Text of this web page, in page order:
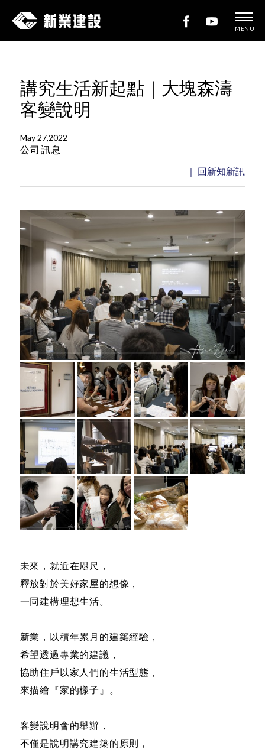
新
建
設
MENU
講究生活新起點｜大塊森濤
客變說明
May 27,2022
公司訊息
｜ 回新知新訊
未來，就近在咫尺，
釋放對於美好家屋的想像，
一同建構理想生活。
新業，以積年累月的建築經驗，
希望透過專業的建議，
協助住戶以家人們的生活型態，
來描繪『家的樣子』。
客變說明會的舉辦，
不僅是說明講究建築的原則，